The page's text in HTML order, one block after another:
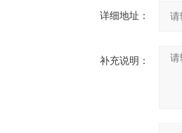
详细地址：
补充说明：